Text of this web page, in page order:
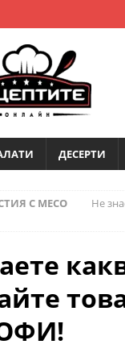
ДЕСЕРТИ
С МЕСО
Не